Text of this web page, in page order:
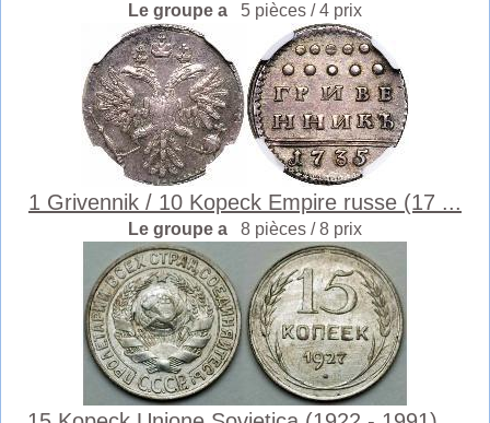
Le groupe a 5 pièces / 4 prix
1 Grivennik / 10 Kopeck Empire russe (17 ...
Le groupe a 8 pièces / 8 prix